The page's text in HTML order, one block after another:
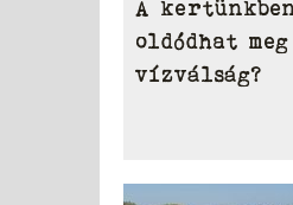
A
oldódhat
vízválság?